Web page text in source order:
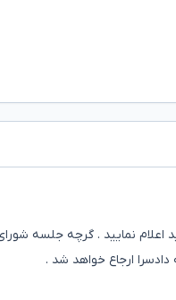
اعلام نمایید . گرچه جلسه
ارجاع خواهد شد .